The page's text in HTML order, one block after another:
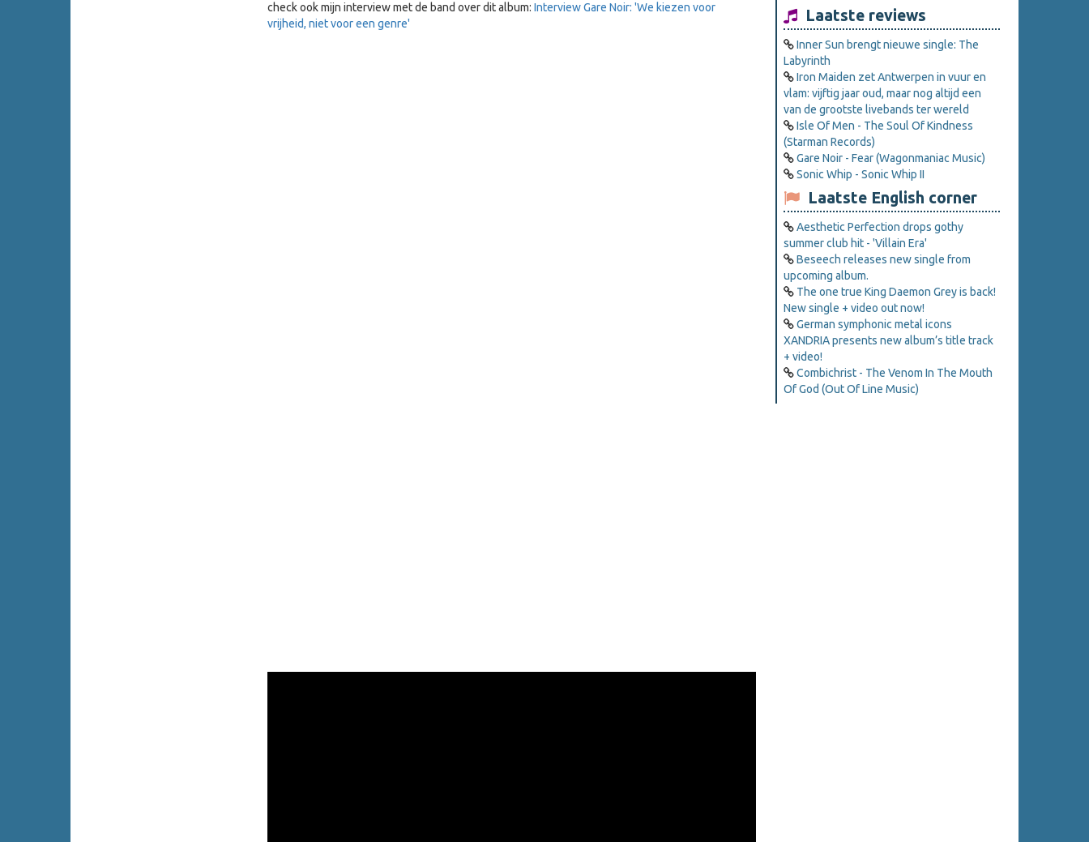
check ook mijn interview met de band over dit album: Interview Gare Noir: 'We kiezen voor
vrijheid, niet voor een genre'
Laatste reviews
Inner Sun brengt nieuwe single: The
Labyrinth
Iron Maiden zet Antwerpen in vuur en
vlam: vijftig jaar oud, maar nog altijd een
van de grootste livebands ter wereld
Isle Of Men - The Soul Of Kindness
(Starman Records)
Gare Noir - Fear (Wagonmaniac Music)
Sonic Whip - Sonic Whip II
Laatste English corner
Aesthetic Perfection drops gothy
summer club hit - 'Villain Era'
Beseech releases new single from
upcoming album.
The one true King Daemon Grey is back!
New single + video out now!
German symphonic metal icons
XANDRIA presents new album’s title track
+ video!
Combichrist - The Venom In The Mouth
Of God (Out Of Line Music)